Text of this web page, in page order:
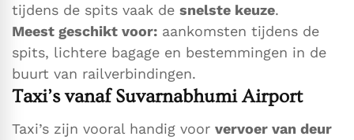
tijdens de spits vaak de snelste keuze.
Meest geschikt voor: aankomsten tijdens de
spits, lichtere bagage en bestemmingen in de
buurt van railverbindingen.
Taxi’s vanaf Suvarnabhumi Airport
Taxi’s zijn vooral handig voor vervoer van deur